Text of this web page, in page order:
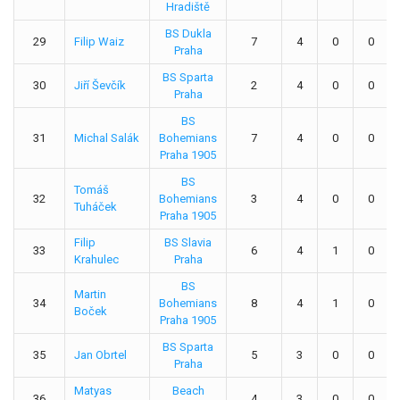
Hradiště
29 Filip Waiz
BS Dukla
Praha
7 4 0 0
30 Jiří Ševčík
BS Sparta
Praha
2 4 0 0
31 Michal Salák
BS
Bohemians
Praha 1905
7 4 0 0
32
Tomáš
Tuháček
BS
Bohemians
Praha 1905
3 4 0 0
33
Filip
Krahulec
BS Slavia
Praha
6 4 1 0
34
Martin
Boček
BS
Bohemians
Praha 1905
8 4 1 0
35 Jan Obrtel
BS Sparta
Praha
5 3 0 0
Matyas Beach